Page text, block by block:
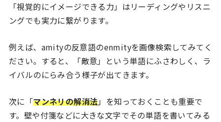
「視覚的にイメージできる力」はリーディングやリスニ
ングでも実力に繋がります。
例えば、amityの反意語のenmityを画像検索してみてく
ださい。すると、「敵意」という単語にふさわしく、ラ
イバルのにらみ合う様子が出てきます。
次に「マンネリの解消法」を知っておくことも重要で
す。壁や付箋などに大きな文字でその単語を書いてみる